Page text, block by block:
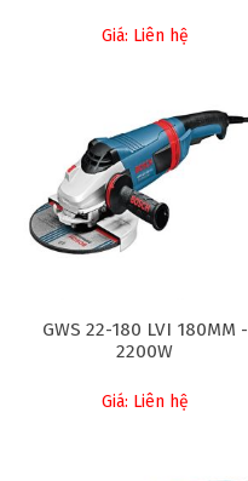
Giá: Liên hệ
GWS 22-180 LVI 180MM -
2200W
Giá: Liên hệ